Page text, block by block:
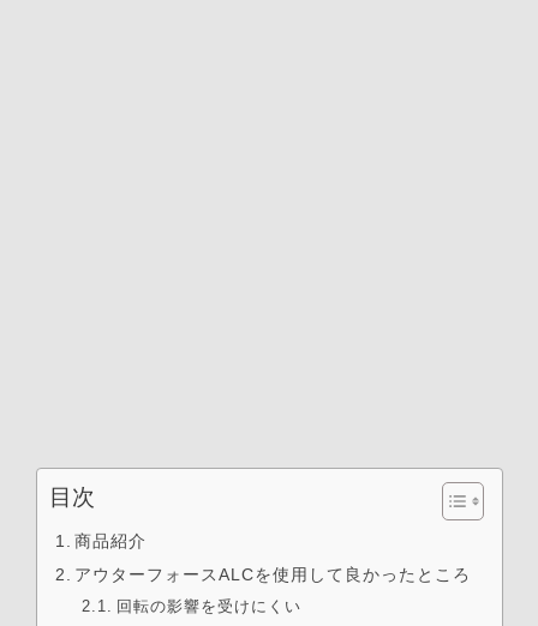
目次
商品紹介
アウターフォースALCを使用して良かったところ
回転の影響を受けにくい